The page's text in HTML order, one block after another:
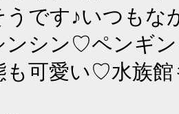
うです♪いつもな
ンシン♡ペンギ
も可愛い♡水族